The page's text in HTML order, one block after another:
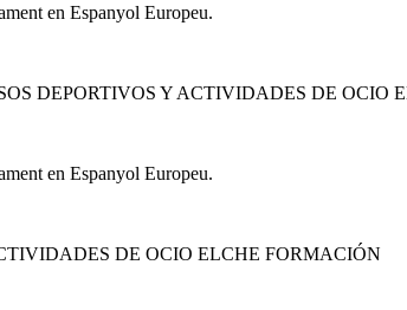
en Espanyol Europeu.
DEPORTIVOS Y ACTIVIDADES DE OCIO
en Espanyol Europeu.
DE OCIO ELCHE FORMACIÓN